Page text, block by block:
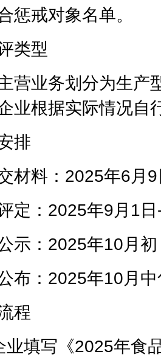
惩戒对象名单。
类型
营业务划分为生产
业根据实际情况自
排
材料：2025年6月
定：2025年9月1
示：2025年10月初
布：2025年10月中
程
业填写《2025年食